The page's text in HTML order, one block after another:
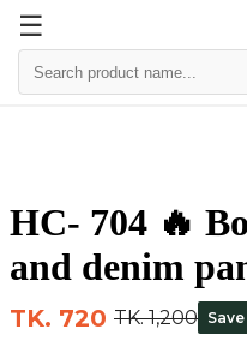
☰
☰
content
HC- 704 🔥
and denim
TK. 720 TK. 1,200